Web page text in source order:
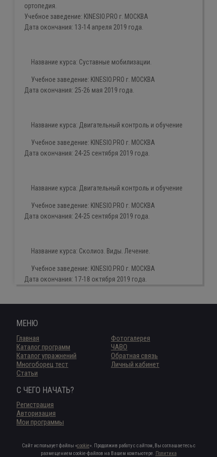
ортопедия.
Учебное заведение: KINESIO. PRO г. МОСКВА
Дата окончания: 13-14 апреля 2019 года
Название курса: Суставные мобилизации.
Учебное заведение: KINESIO. PRO г. МОСКВА
Дата окончания: 25-26 мая 2019 года
Название курса: Двигательный контроль и обучение
Учебное заведение: KINESIO. PRO г. МОСКВА
Дата окончания: 24-25 сентября 2019 года
Название курса: Двигательный контроль и обучение
Учебное заведение: KINESIO. PRO г. МОСКВА
Дата окончания: 24-25 сентября 2019 года
Название курса: Сколиоз. Виды. Лечение.
Учебное заведение: KINESIO. PRO г. МОСКВА
Дата окончания: 17-18 октября 2019 года.
МЕНЮ
Главная
Каталог программ
Каталог упражнений
Многоборец тест
Статьи
Фотогалерея
ЧАВО
Обратная связь
Личный кабинет
С ЧЕГО НАЧАТЬ?
Регистрация
Авторизация
Мои программы
Сайт использует файлы «cookie». Продолжив работу с сайтом, Вы соглашаетесь с
размещением cookie-файлов на Вашем компьютере. Политика